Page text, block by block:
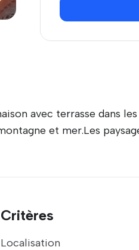
avec terrasse dans
et mer.Les
Critères
Localisation